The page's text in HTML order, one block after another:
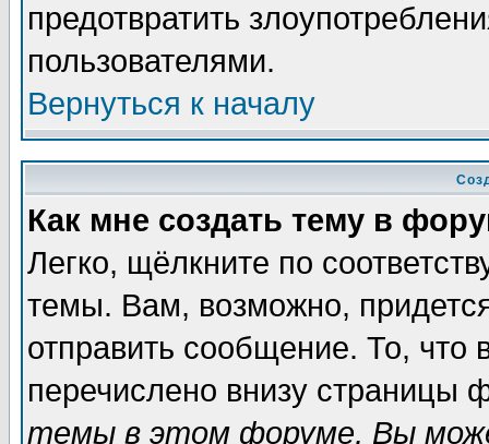
предотвратить
пользователями.
Вернуться к началу
Как мне создать тему в
Легко, щёлкните по
темы. Вам, возможно,
отправить сообщение. То,
перечислено внизу страницы
темы в этом форуме, Вы